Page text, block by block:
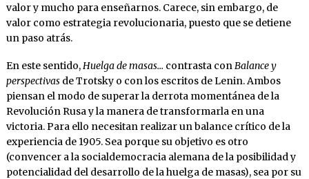
valor y mucho para enseñarnos. Carece, sin embargo, de
valor como estrategia revolucionaria, puesto que se detiene
un paso atrás.
En este sentido,Huelga de masas… contrasta conBalance y
perspectivasde Trotsky o con los escritos de Lenin. Ambos
piensan el modo de superar la derrota momentánea de la
Revolución Rusa y la manera de transformarla en una
victoria. Para ello necesitan realizar un balance crítico de la
experiencia de 1905. Sea porque su objetivo es otro
(convencer a la socialdemocracia alemana de la posibilidad y
potencialidad del desarrollo de la huelga de masas), sea por su